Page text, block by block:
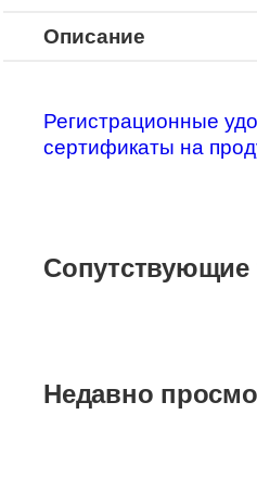
Описание
Регистрационные
сертификаты на
Сопутствующие
Недавно